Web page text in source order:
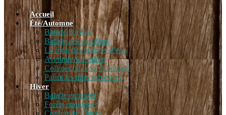
Accueil
Été/Automne
Balade boréale
Balade des cavaliers
Le long des prairies d’eau
Aventure forestière
Collines de la forêt boréale
Parmi les pins sylvestres
Hiver
Balade enneigée
Forêts enneigées